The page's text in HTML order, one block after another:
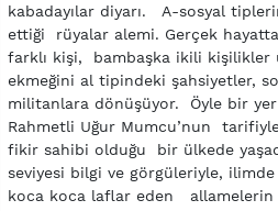
kabadayılar diyarı. A-sosyal
ettiği rüyalar alemi. Gerçek
farklı kişi, bambaşka ikili kişilikler
ekmeğini al tipindeki şahsiyetler,
militanlara dönüşüyor. Öyle bir
Rahmetli Uğur Mumcu’nun
fikir sahibi olduğu bir ülkede
seviyesi bilgi ve görgüleriyle,
koca koca laflar eden allamelerin